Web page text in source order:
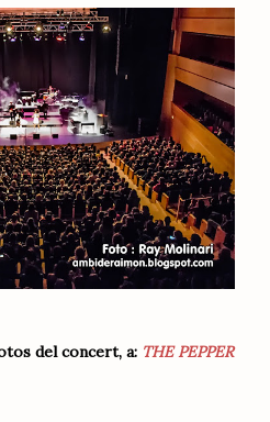
del concert, a: THE PEPPER